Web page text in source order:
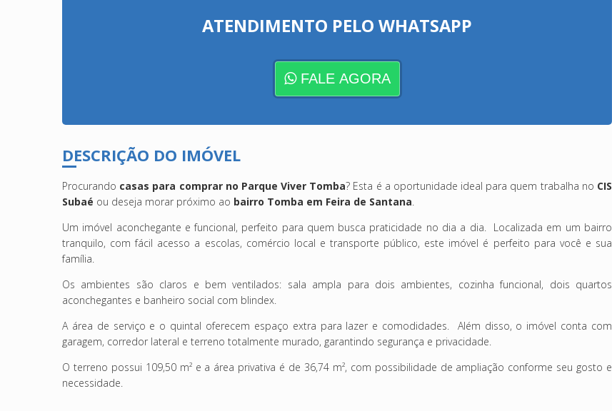
ATENDIMENTO PELO WHATSAPP
FALE AGORA
DESCRIÇÃO DO IMÓVEL
Procurando casas para comprar no Parque Viver Tomba? Esta é a oportunidade ideal para quem trabalha no CIS
Subaé ou deseja morar próximo ao bairro Tomba em Feira de Santana
Um imóvel aconchegante e funcional, perfeito para quem busca praticidade no dia a dia. Localizada em um bairro
tranquilo, com fácil acesso a escolas, comércio local e transporte público, este imóvel é perfeito para você e sua
família.
Os ambientes são claros e bem ventilados: sala ampla para dois ambientes, cozinha funcional, dois quartos
aconchegantes e banheiro social com blindex.
A área de serviço e o quintal oferecem espaço extra para lazer e comodidades. Além disso, o imóvel conta com
garagem, corredor lateral e terreno totalmente murado, garantindo segurança e privacidade.
O terreno possui 109,50 m² e a área privativa é de 36,74 m², com possibilidade de ampliação conforme seu gosto e
necessidade.